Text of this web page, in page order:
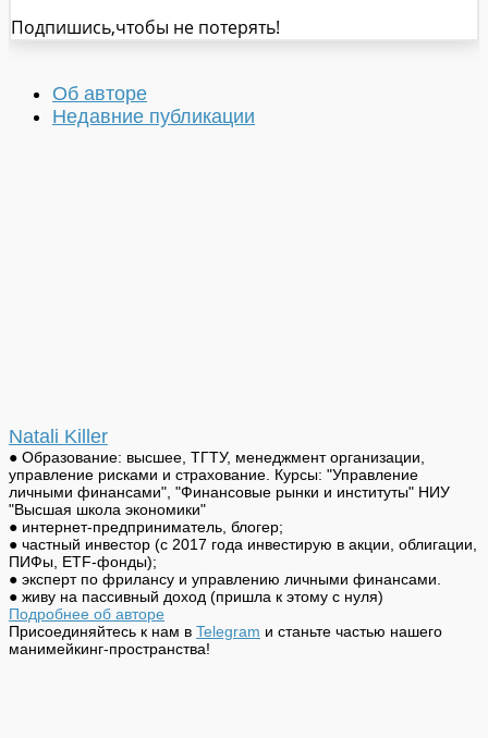
Подпишись,чтобы не потерять!
Об авторе
Недавние публикации
Natali Killer
● Образование: высшее, ТГТУ, менеджмент организации,
управление рисками и страхование. Курсы: "Управление
личными финансами", "Финансовые рынки и институты" НИУ
"Высшая школа экономики"
● интернет-предприниматель, блогер;
● частный инвестор (с 2017 года инвестирую в акции, облигации,
ПИФы, ETF-фонды);
● эксперт по фрилансу и управлению личными финансами.
● живу на пассивный доход (пришла к этому с нуля)
Подробнее об авторе
Присоединяйтесь к нам в Telegram и станьте частью нашего
манимейкинг-пространства!